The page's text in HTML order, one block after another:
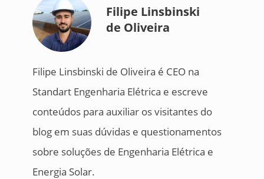
Filipe Linsbinski
de Oliveira
Filipe Linsbinski de Oliveira é CEO na
Standart Engenharia Elétrica e escreve
conteúdos para auxiliar os visitantes do
blog em suas dúvidas e questionamentos
sobre soluções de Engenharia Elétrica e
Energia Solar.